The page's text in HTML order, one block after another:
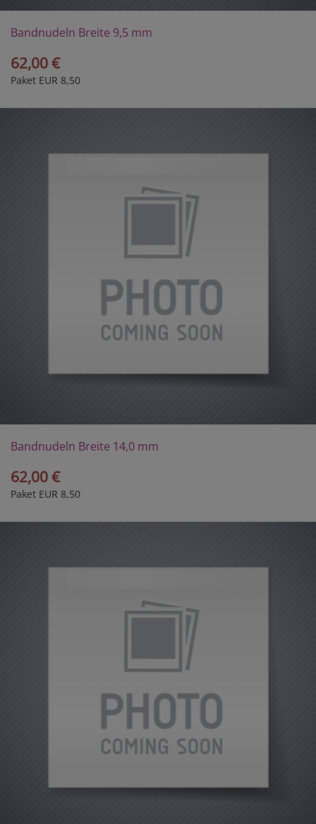
Bandnudeln Breite 9,5 mm
62,00 €
Paket EUR 8,50
Bandnudeln Breite 14,0 mm
62,00 €
Paket EUR 8,50